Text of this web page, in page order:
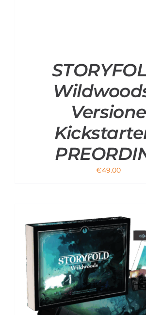
Versione
€49.00